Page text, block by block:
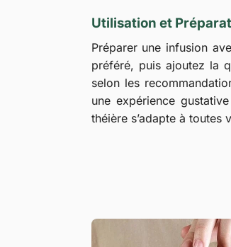
Utilisation et
Préparer une infusion
préféré, puis ajoutez la
selon les
une expérience
théière s’adapte à toutes